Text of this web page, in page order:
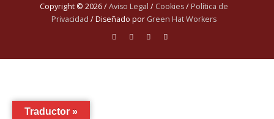
Copyright © 2026 /Aviso Legal / Cookies/ Política de
Privacidad / Diseñado por Green Hat Workers
Traductor »